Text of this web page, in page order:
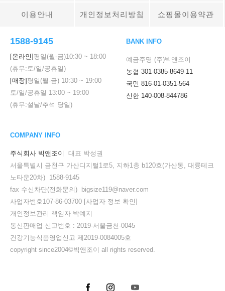
세요!
이용안내 개인정보처리방침 쇼핑몰이용약관
1588-9145
[온라인]평일(월-금)10:30 ~ 18:00
(휴무:토/일/공휴일)
[매장]평일(월-금) 10:30 ~ 19:00
토/일/공휴일 13:00 ~ 19:00
(휴무:설날/추석 당일)
BANK INFO
예금주명 (주)빅앤조이
농협 301-0385-8649-11
국민 816-01-0351-564
신한 140-008-844786
COMPANY INFO
주식회사 빅앤조이
대표 박성권
서울특별시 금천구 가산디지털1로5, 지하1층 b120호(가산동, 대륭테크
노타운20차) 1588-9145
fax 수신차단(전화문의) bigsize119@naver.com
사업자번호107-86-03700 [사업자 정보 확인]
개인정보관리 책임자 박예지
통신판매업 신고번호 : 2019-서울금천-0045
건강기능식품영업신고 제2019-0084005호
copyright since2004©빅앤조이 all rights reserved.